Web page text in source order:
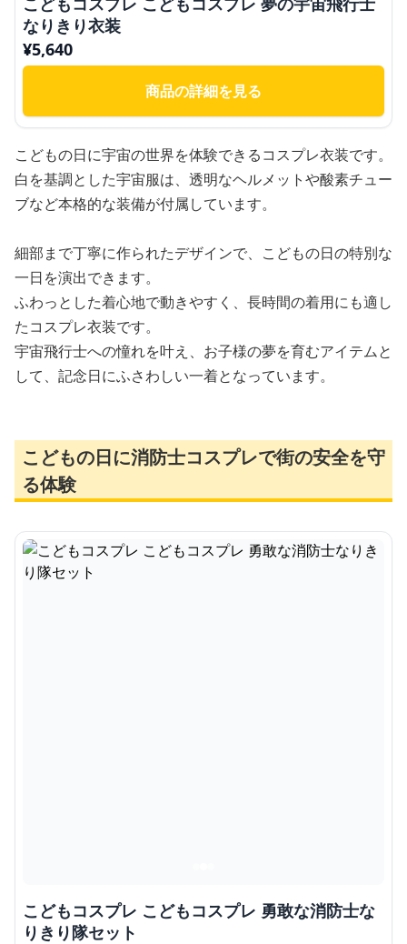
なりきり衣装
¥5,640
商品の詳細を見る
こどもの日に宇宙の世界を体験できるコスプレ衣装です。
白を基調とした宇宙服は、透明なヘルメットや酸素チュー
ブなど本格的な装備が付属しています。
細部まで丁寧に作られたデザインで、こどもの日の特別な
一日を演出できます。
ふわっとした着心地で動きやすく、長時間の着用にも適し
たコスプレ衣装です。
宇宙飛行士への憧れを叶え、お子様の夢を育むアイテムと
して、記念日にふさわしい一着となっています。
こどもの日に消防士コスプレで街の安全を守
る体験
こどもコスプレ こどもコスプレ 勇敢な消防士な
りきり隊セット